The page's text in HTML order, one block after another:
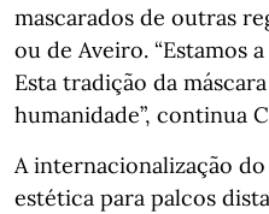
mascarados de outras
ou de Aveiro. “Estamos
Esta tradição da
humanidade”, continua
A internacionalização
estética para palcos